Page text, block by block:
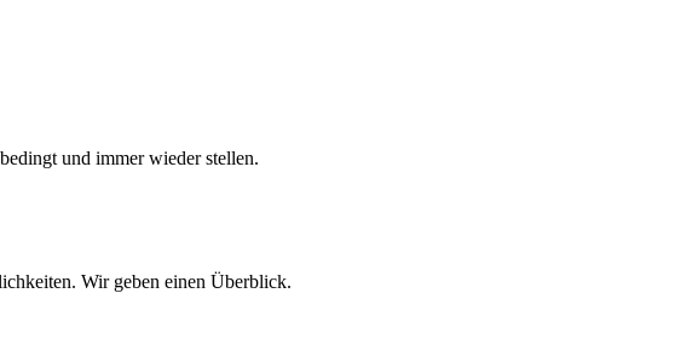
und immer wieder stellen.
Wir geben einen Überblick.